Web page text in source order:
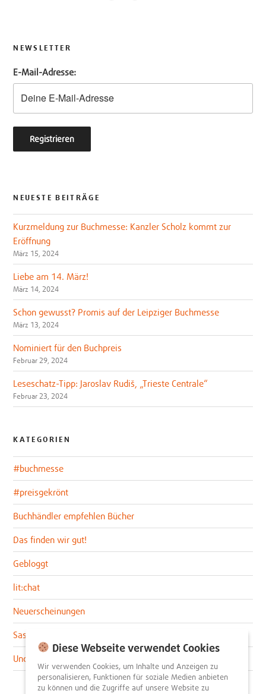
NEWSLETTER
E-Mail-Adresse:
NEUESTE BEITRÄGE
Kurzmeldung zur Buchmesse: Kanzler Scholz kommt zur
Eröffnung
März 15, 2024
Liebe am 14. März!
März 14, 2024
Schon gewusst? Promis auf der Leipziger Buchmesse
März 13, 2024
Nominiert für den Buchpreis
Februar 29, 2024
Leseschatz-Tipp: Jaroslav Rudiš, „Trieste Centrale“
Februar 23, 2024
KATEGORIEN
#buchmesse
#preisgekrönt
Buchhändler empfehlen Bücher
Das finden wir gut!
Gebloggt
lit:chat
Neuerscheinungen
Sascha im lit:blog
Uncategorized
Diese Webseite verwendet Cookies
Wir verwenden Cookies, um Inhalte und Anzeigen zu
personalisieren, Funktionen für soziale Medien anbieten
zu können und die Zugriffe auf unsere Website zu